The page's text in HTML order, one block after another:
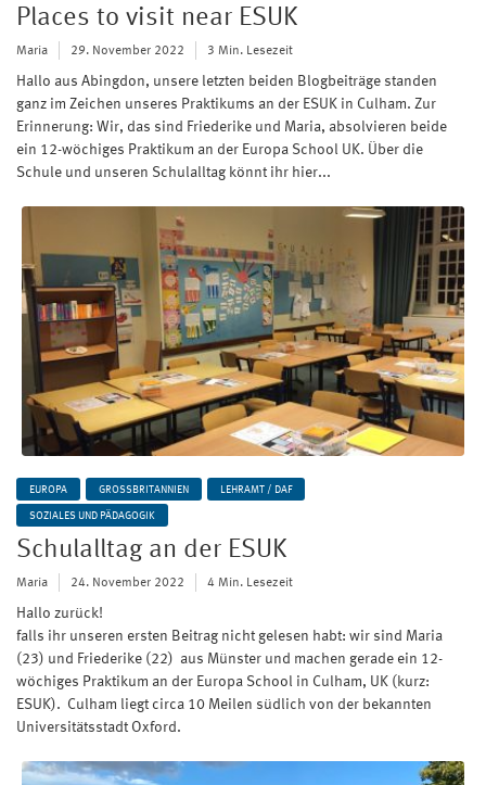
Places to visit near ESUK
Maria 29. November 2022 3 Min. Lesezeit
Hallo aus Abingdon, unsere letzten beiden Blogbeiträge standen
ganz im Zeichen unseres Praktikums an der ESUK in Culham. Zur
Erinnerung: Wir, das sind Friederike und Maria, absolvieren beide
ein 12-wöchiges Praktikum an der Europa School UK. Über die
Schule und unseren Schulalltag könnt ihr hier...
EUROPA GROSSBRITANNIEN LEHRAMT / DAF
SOZIALES UND PÄDAGOGIK
Schulalltag an der ESUK
Maria 24. November 2022 4 Min. Lesezeit
Hallo zurück!
falls ihr unseren ersten Beitrag nicht gelesen habt: wir sind Maria
(23) und Friederike (22) aus Münster und machen gerade ein 12-
wöchiges Praktikum an der Europa School in Culham, UK (kurz:
ESUK). Culham liegt circa 10 Meilen südlich von der bekannten
Universitätsstadt Oxford.